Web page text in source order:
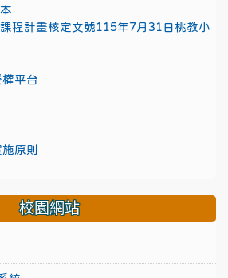
程計畫核定文號115年7月31日桃教小
平台
原則
校園網站